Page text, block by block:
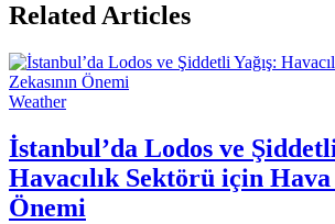
Related Articles
Weather
İstanbul’da Lodos ve Şiddetli
Havacılık Sektörü için Hava
Önemi